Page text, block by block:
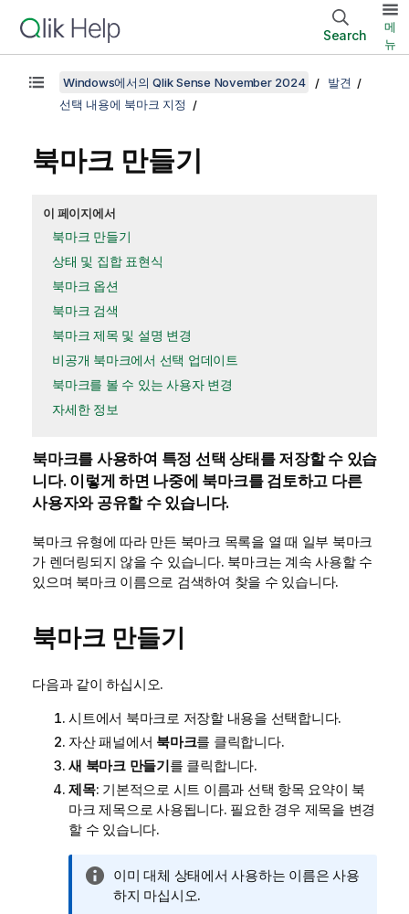
Search
메
뉴
Windows에서의 Qlik Sense November 2024
발견
선택 내용에 북마크 지정
북마크 만들기
이 페이지에서
북마크 만들기
상태 및 집합 표현식
북마크 옵션
북마크 검색
북마크 제목 및 설명 변경
비공개 북마크에서 선택 업데이트
북마크를 볼 수 있는 사용자 변경
자세한 정보
북마크를 사용하여 특정 선택 상태를 저장할 수 있습
니다. 이렇게 하면 나중에 북마크를 검토하고 다른
사용자와 공유할 수 있습니다.
북마크 유형에 따라 만든 북마크 목록을 열 때 일부 북마크
가 렌더링되지 않을 수 있습니다. 북마크는 계속 사용할 수
있으며 북마크 이름으로 검색하여 찾을 수 있습니다.
북마크 만들기
다음과 같이 하십시오.
시트에서 북마크로 저장할 내용을 선택합니다.
자산 패널에서 북마크를 클릭합니다.
새 북마크 만들기를 클릭합니다.
제목: 기본적으로 시트 이름과 선택 항목 요약이 북
마크 제목으로 사용됩니다. 필요한 경우 제목을 변경
할 수 있습니다.
정
보
이미 대체 상태에서 사용하는 이름은 사용
하지 마십시오.